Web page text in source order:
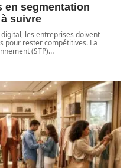
en segmentation
suivre
les entreprises doivent
pour rester compétitives. La
(STP)…